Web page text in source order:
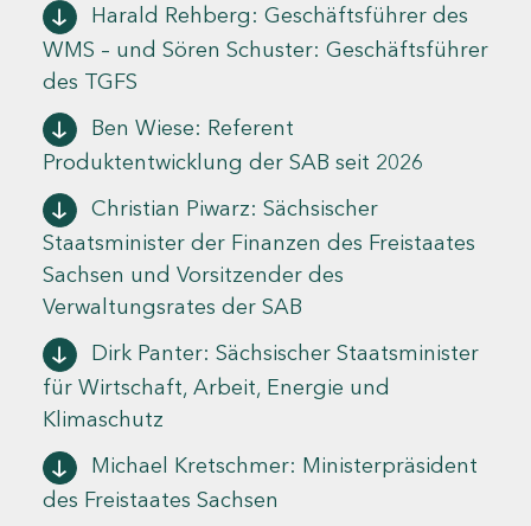
Harald Rehberg: Geschäftsführer des
WMS – und Sören Schuster: Geschäftsführer
des TGFS
Ben Wiese: Referent
Produktentwicklung der SAB seit 2026
Christian Piwarz: Sächsischer
Staatsminister der Finanzen des Freistaates
Sachsen und Vorsitzender des
Verwaltungsrates der SAB
Dirk Panter: Sächsischer Staatsminister
für Wirtschaft, Arbeit, Energie und
Klimaschutz
Michael Kretschmer: Ministerpräsident
des Freistaates Sachsen